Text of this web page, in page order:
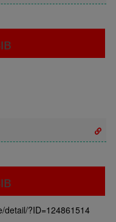
detail/?ID=124861514